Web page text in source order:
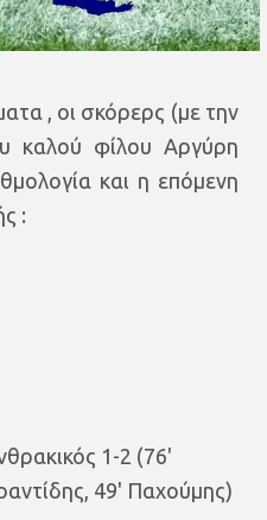
, οι σκόρερς (με την
καλού φίλου Αργύρη
και η επόμενη
:
1-2 (76'
49' Παχούμης)